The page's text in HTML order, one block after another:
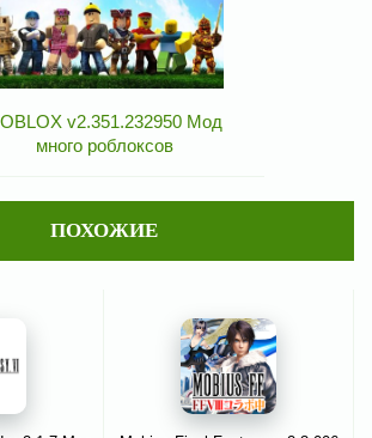
v2.351.232950 Мод
много роблоксов
ПОХОЖИЕ